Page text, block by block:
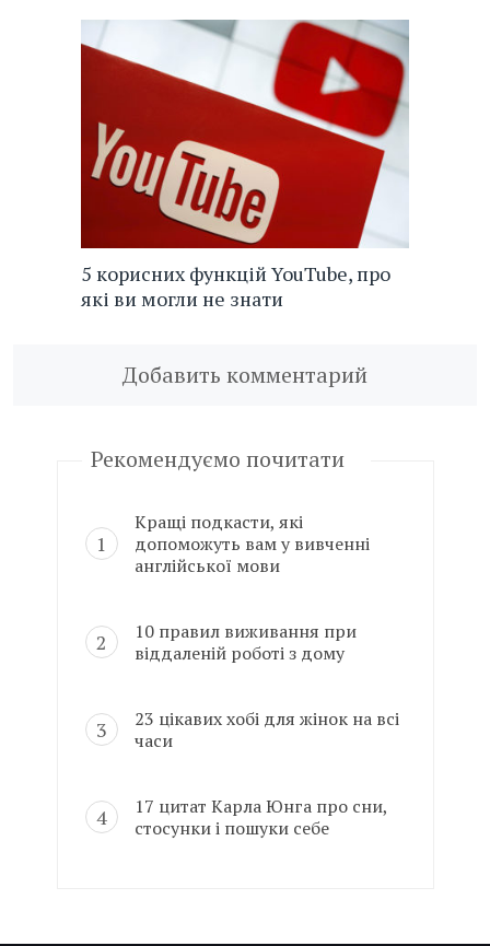
5 корисних функцій YouTube, про
які ви могли не знати
Добавить комментарий
Рекомендуємо почитати
Кращі подкасти, які
допоможуть вам у вивченні
англійської мови
10 правил виживання при
віддаленій роботі з дому
23 цікавих хобі для жінок на всі
часи
17 цитат Карла Юнга про сни,
стосунки і пошуки себе